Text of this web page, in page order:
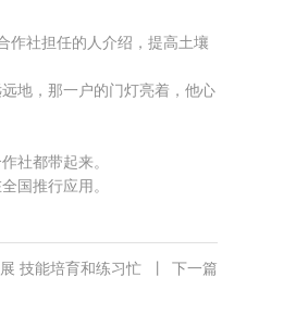
作社担任的人介绍，提高土壤
地，那一户的门灯亮着，他心
社都带起来。
国推行应用。
下一篇
技能培育和练习忙